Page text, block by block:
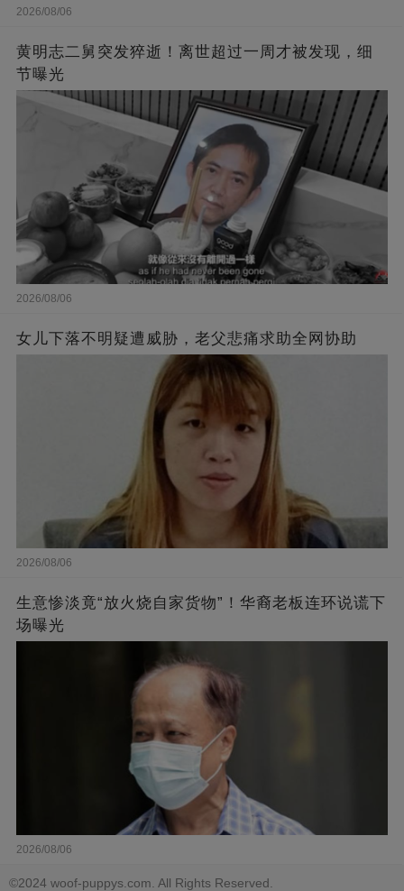
2026/08/06
黄明志二舅突发猝逝！离世超过一周才被发现，细
节曝光
2026/08/06
女儿下落不明疑遭威胁，老父悲痛求助全网协助
2026/08/06
生意惨淡竟“放火烧自家货物”！华裔老板连环说谎下
场曝光
2026/08/06
©2024 woof-puppys.com. All Rights Reserved.